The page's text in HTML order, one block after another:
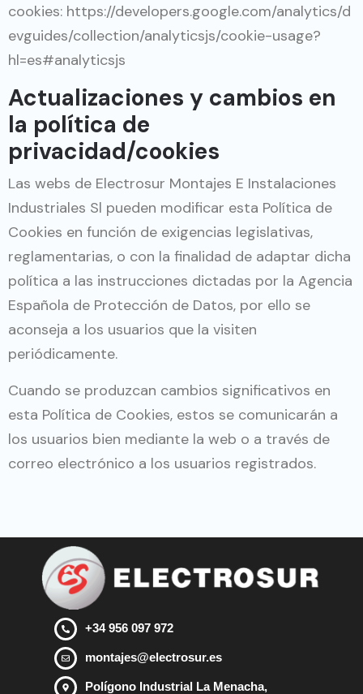
cookies: https://developers.google.com/analytics/d
evguides/collection/analyticsjs/cookie-usage?
hl=es#analyticsjs
Actualizaciones y cambios en
la política de
privacidad/cookies
Las webs de Electrosur Montajes E Instalaciones
Industriales Sl pueden modificar esta Política de
Cookies en función de exigencias legislativas,
reglamentarias, o con la finalidad de adaptar dicha
política a las instrucciones dictadas por la Agencia
Española de Protección de Datos, por ello se
aconseja a los usuarios que la visiten
periódicamente.
Cuando se produzcan cambios significativos en
esta Política de Cookies, estos se comunicarán a
los usuarios bien mediante la web o a través de
correo electrónico a los usuarios registrados.
+34 956 097 972
montajes@electrosur.es
Polígono Industrial La Menacha,